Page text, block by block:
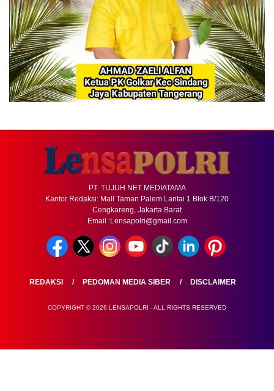
PT. TUJUH NET MEDIATAMA
Kantor Redaksi: Mall Taman Palem Lantai 1 Blok B/120
Cengkareng, Jakarta Barat
Email :Lensapolri@gmail.com
REDAKSI PEDOMAN MEDIA SIBER DISCLAIMER
COPYRIGHT © 2026 LENSAPOLRI - ALL RIGHTS RESERVED